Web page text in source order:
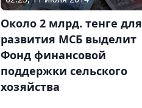
Около 2 млрд. тенге для
развития МСБ выделит
Фонд финансовой
поддержки сельского
хозяйства